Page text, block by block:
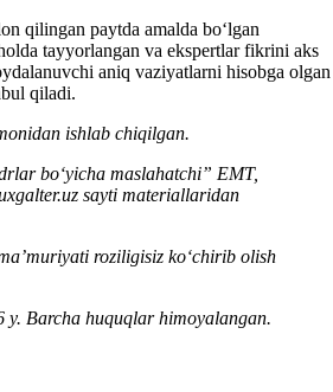
qilingan paytda amalda boʻlgan
tayyorlangan va ekspertlar fikrini aks
aniq vaziyatlarni hisobga olgan
qiladi.
ishlab chiqilgan.
boʻyicha maslahatchi” EMT,
sayti materiallaridan
roziligisiz koʻchirib olish
Barcha huquqlar himoyalangan.